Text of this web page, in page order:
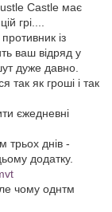
Castle має
грі....
із
ваш відряд у
дуже давно.
так як гроші і так
єжедневні
трьох днів -
додатку.
чому однтм